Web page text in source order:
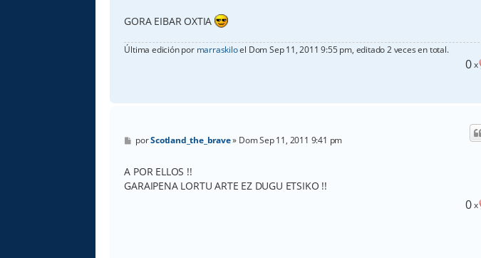
GORA EIBAR OXTIA
Última edición por marraskiloel Dom Sep 11, 2011 9:55 pm, editado 2 veces en total.
0x
M
e
s
a
j
porScotland_the_brave» Dom Sep 11, 2011 9:41 pm
A POR ELLOS !!
GARAIPENA LORTU ARTE EZ DUGU ETSIKO !!
0x